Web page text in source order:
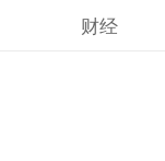
财经